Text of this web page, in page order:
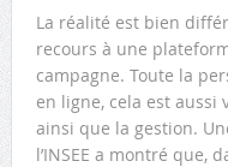
La réalité est bien
recours à une
campagne. Toute la
en ligne, cela est
ainsi que la gestion.
l’INSEE a montré que,